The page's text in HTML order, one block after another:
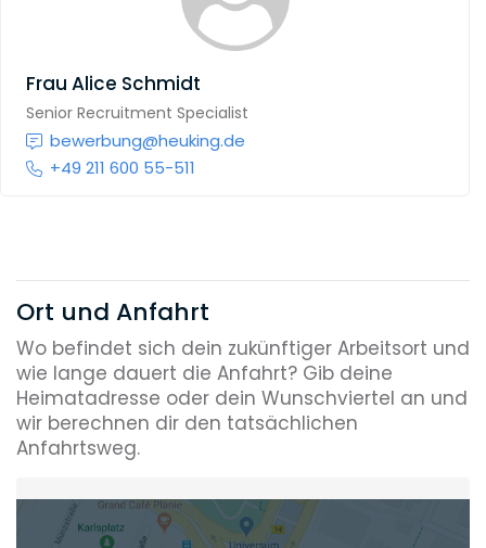
Frau Alice Schmidt
Senior Recruitment Specialist
bewerbung@heuking.de
+49 211 600 55-511
Ort und Anfahrt
Wo befindet sich dein zukünftiger Arbeitsort und
wie lange dauert die Anfahrt? Gib deine
Heimatadresse oder dein Wunschviertel an und
wir berechnen dir den tatsächlichen
Anfahrtsweg.
Heimatadresse oder Wunschort